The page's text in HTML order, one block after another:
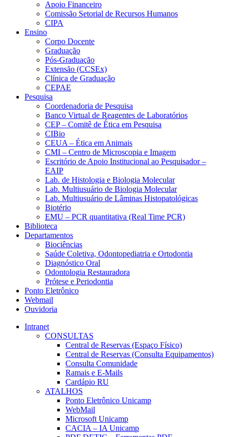
Apoio Financeiro
Comissão Setorial de Recursos Humanos
CIPA
Ensino
Corpo Docente
Graduação
Pós-Graduação
Extensão (CCSEx)
Clínica de Graduação
CEPAE
Pesquisa
Coordenadoria de Pesquisa
Banco Virtual de Reagentes de Laboratórios
CEP – Comitê de Ética em Pesquisa
CIBio
CEUA – Ética em Animais
CMI – Centro de Microscopia e Imagem
Escritório de Apoio Institucional ao Pesquisador –
EAIP
Lab. de Histologia e Biologia Molecular
Lab. Multiusuário de Biologia Molecular
Lab. Multiusuário de Lâminas Histopatológicas
Biotério
EMU – PCR quantitativa (Real Time PCR)
Biblioteca
Departamentos
Biociências
Saúde Coletiva, Odontopediatria e Ortodontia
Diagnóstico Oral
Odontologia Restauradora
Prótese e Periodontia
Ponto Eletrônico
Webmail
Ouvidoria
Intranet
CONSULTAS
Central de Reservas (Espaço Físico)
Central de Reservas (Consulta Equipamentos)
Consulta Comunidade
Ramais e E-Mails
Cardápio RU
ATALHOS
Ponto Eletrônico Unicamp
WebMail
Microsoft Unicamp
CACIA – IA Unicamp